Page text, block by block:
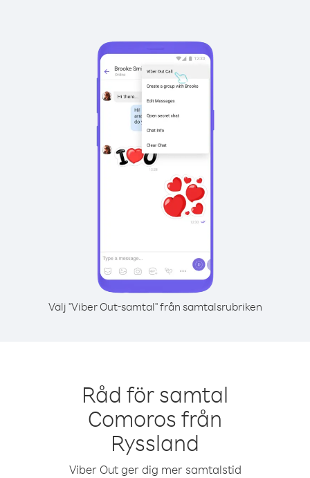
Välj "Viber Out-samtal" från samtalsrubriken
Råd för samtal
Comoros från
Ryssland
Viber Out ger dig mer samtalstid